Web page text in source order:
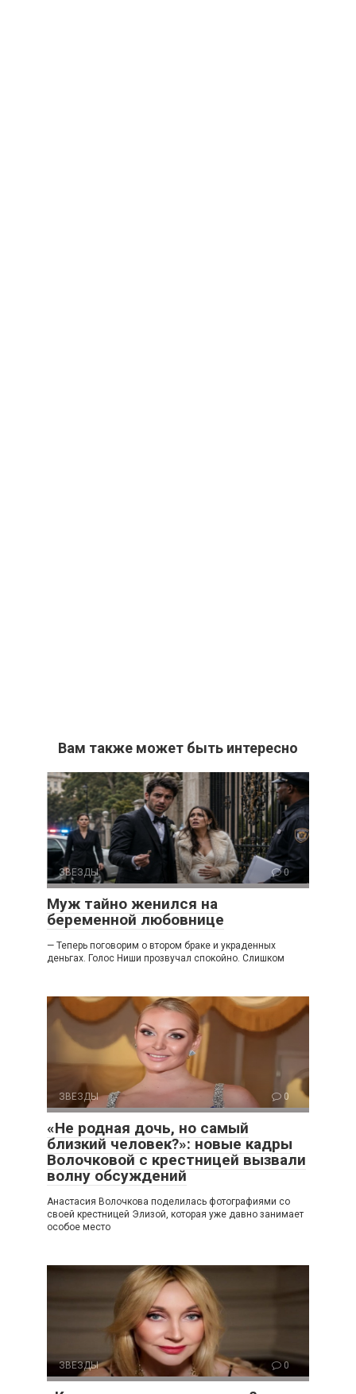
Вам также может быть интересно
ЗВЕЗДЫ 0
Муж тайно женился на
беременной любовнице
— Теперь поговорим о втором браке и украденных
деньгах. Голос Ниши прозвучал спокойно. Слишком
ЗВЕЗДЫ 0
«Не родная дочь, но самый
близкий человек?»: новые кадры
Волочковой с крестницей вызвали
волну обсуждений
Анастасия Волочкова поделилась фотографиями со
своей крестницей Элизой, которая уже давно занимает
особое место
ЗВЕЗДЫ 0